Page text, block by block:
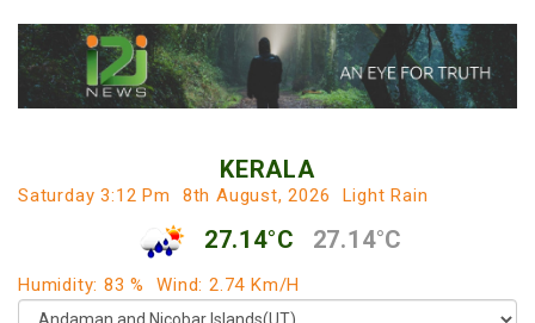
KERALA
Saturday 3:12 Pm 8th August, 2026 Light Rain
27.14°C 27.14°C
Humidity: 83 % Wind: 2.74 Km/h